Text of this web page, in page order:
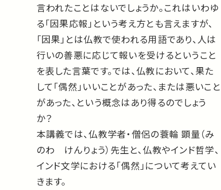
言われたことはないでしょうか。これはいわゆ
る「因果応報」という考え方とも言えますが、
「因果」とは仏教で使われる用語であり、人は
行いの善悪に応じて報いを受けるということ
を表した言葉です。では、仏教において、果た
して「偶然」いいことがあった、または悪いこと
があった、という概念はあり得るのでしょう
か？
本講義では、仏教学者・僧侶の蓑輪 顕量（み
のわ けんりょう）先生と、仏教やインド哲学、
インド文学における「偶然」について考えてい
きます。